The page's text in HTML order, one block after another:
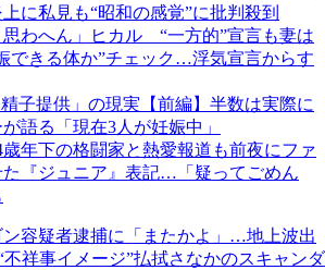
に私見も“昭和の感覚”に批判殺到
思わへん」ヒカル “一方的”宣言も妻は
できる体か”チェック…浮気宣言からす
子提供」の現実【前編】半数は実際に
語る「現在3人が妊娠中」
年下の格闘家と熱愛報道も前夜にファ
た『ジュニア』表記…「疑ってごめん
容疑者逮捕に「またかよ」…地上波出
不祥事イメージ”払拭さなかのスキャンダ